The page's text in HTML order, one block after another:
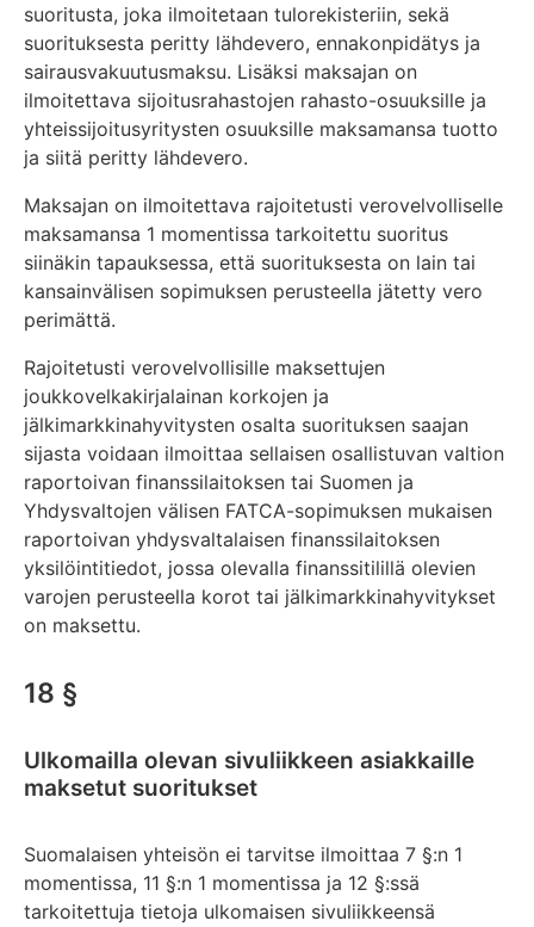
suoritusta, joka ilmoitetaan tulorekisteriin, sekä
suorituksesta peritty lähdevero, ennakonpidätys ja
sairausvakuutusmaksu. Lisäksi maksajan on
ilmoitettava sijoitusrahastojen rahasto-osuuksille ja
yhteissijoitusyritysten osuuksille maksamansa tuotto
ja siitä peritty lähdevero.
Maksajan on ilmoitettava rajoitetusti verovelvolliselle
maksamansa 1 momentissa tarkoitettu suoritus
siinäkin tapauksessa, että suorituksesta on lain tai
kansainvälisen sopimuksen perusteella jätetty vero
perimättä.
Rajoitetusti verovelvollisille maksettujen
joukkovelkakirjalainan korkojen ja
jälkimarkkinahyvitysten osalta suorituksen saajan
sijasta voidaan ilmoittaa sellaisen osallistuvan valtion
raportoivan finanssilaitoksen tai Suomen ja
Yhdysvaltojen välisen FATCA-sopimuksen mukaisen
raportoivan yhdysvaltalaisen finanssilaitoksen
yksilöintitiedot, jossa olevalla finanssitilillä olevien
varojen perusteella korot tai jälkimarkkinahyvitykset
on maksettu.
18 §
Ulkomailla olevan sivuliikkeen asiakkaille
maksetut suoritukset
Suomalaisen yhteisön ei tarvitse ilmoittaa 7 §:n 1
momentissa, 11 §:n 1 momentissa ja 12 §:ssä
tarkoitettuja tietoja ulkomaisen sivuliikkeensä